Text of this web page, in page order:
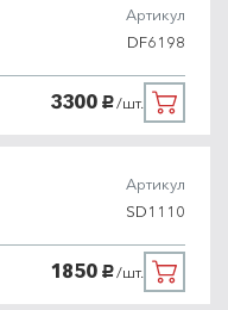
Артикул
DF6198
3300 руб./шт.
Артикул
SD1110
1850 руб./шт.